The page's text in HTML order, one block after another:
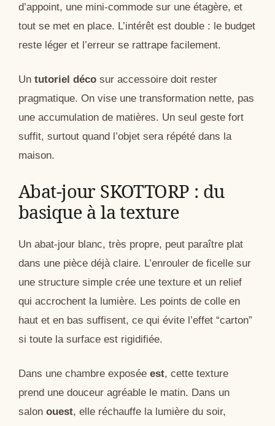
d’appoint, une mini-commode sur une étagère, et
tout se met en place. L’intérêt est double : le budget
reste léger et l’erreur se rattrape facilement.
Un tutoriel déco sur accessoire doit rester
pragmatique. On vise une transformation nette, pas
une accumulation de matières. Un seul geste fort
suffit, surtout quand l’objet sera répété dans la
maison.
Abat-jour SKOTTORP : du
basique à la texture
Un abat-jour blanc, très propre, peut paraître plat
dans une pièce déjà claire. L’enrouler de ficelle sur
une structure simple crée une texture et un relief
qui accrochent la lumière. Les points de colle en
haut et en bas suffisent, ce qui évite l’effet “carton”
si toute la surface est rigidifiée.
Dans une chambre exposée est, cette texture
prend une douceur agréable le matin. Dans un
salon ouest, elle réchauffe la lumière du soir,